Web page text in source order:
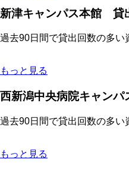
新津キャンパス本館 貸
過去90日間で貸出回数の多い
もっと見る
西新潟中央病院キャン
過去90日間で貸出回数の多い
もっと見る